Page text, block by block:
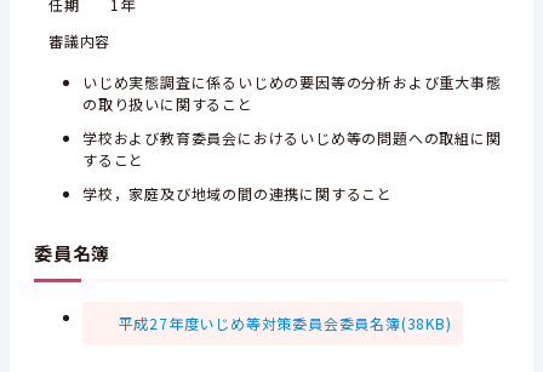
審議内容
いじめ実態調査に係るいじめの要因等の分析および重大事態
の取り扱いに関すること
学校および教育委員会におけるいじめ等の問題への取組に関
すること
学校，家庭及び地域の間の連携に関すること
委員名簿
平成27年度いじめ等対策委員会委員名簿(38KB)